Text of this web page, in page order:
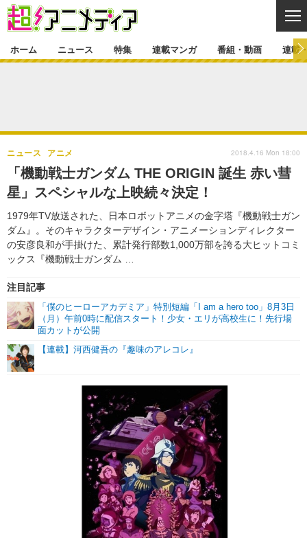
ゲーム・アプリ マンガ
グッズ
声優 コスプレ
舞台 新帝スタ
特集一覧 カバー
ラキりす
連載マンガ
連載マンガ一覧 連載一覧
番組・動画
番組・動画一覧
動画
連載・ブログ
連載・ブログ一覧 コラム
編集部ブログ・お知らせ
ホーム ニュース 特集 連載マンガ 番組・動画 連載
「機動戦士ガンダム THE ORIGIN 誕生 赤い彗
星」スペシャルな上映続々決定！
1979年TV放送された、日本ロボットアニメの金字塔『機動戦士ガン
ダム』。そのキャラクターデザイン・アニメーションディレクター
の安彦良和が手掛けた、累計発行部数1,000万部を誇る大ヒットコミ
ックス『機動戦士ガンダム …
ニュース アニメ
注目記事
「僕のヒーローアカデミア」特別短編「I am a hero too」8月3日
（月）午前0時に配信スタート！少女・エリが高校生に！先行場
面カットが公開
【連載】河西健吾の『趣味のアレコレ』
2018.4.16 Mon 18:00